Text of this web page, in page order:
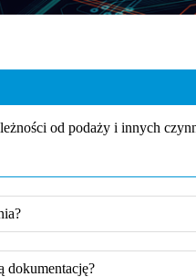
od podaży i innych
dokumentację?